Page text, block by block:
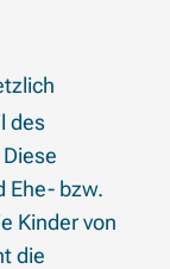
des
Ehe- bzw.
Kinder von
die